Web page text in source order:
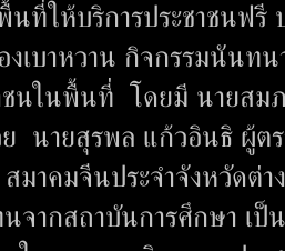
ที่ให้บริการประชาชนฟรี
เบาหวาน กิจกรรมนันทน
นในพื้นที่ โดยมี นายสมภ
นายสุรพล แก้วอินธิ ผู้ตร
คมจีนประจำจังหวัดต่า
จากสถาบันการศึกษา เป็